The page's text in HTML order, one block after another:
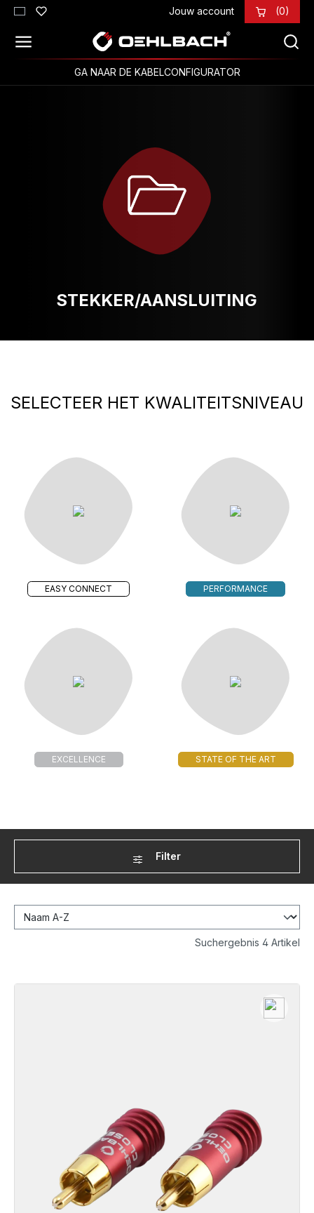
Ga naar de hoofdinhoud Jouw account (0)
GA NAAR DE KABELCONFIGURATOR
STEKKER/AANSLUITING
SELECTEER HET KWALITEITSNIVEAU
EASY CONNECT PERFORMANCE
EXCELLENCE STATE OF THE ART
Filter
Suchergebnis 4 Artikel